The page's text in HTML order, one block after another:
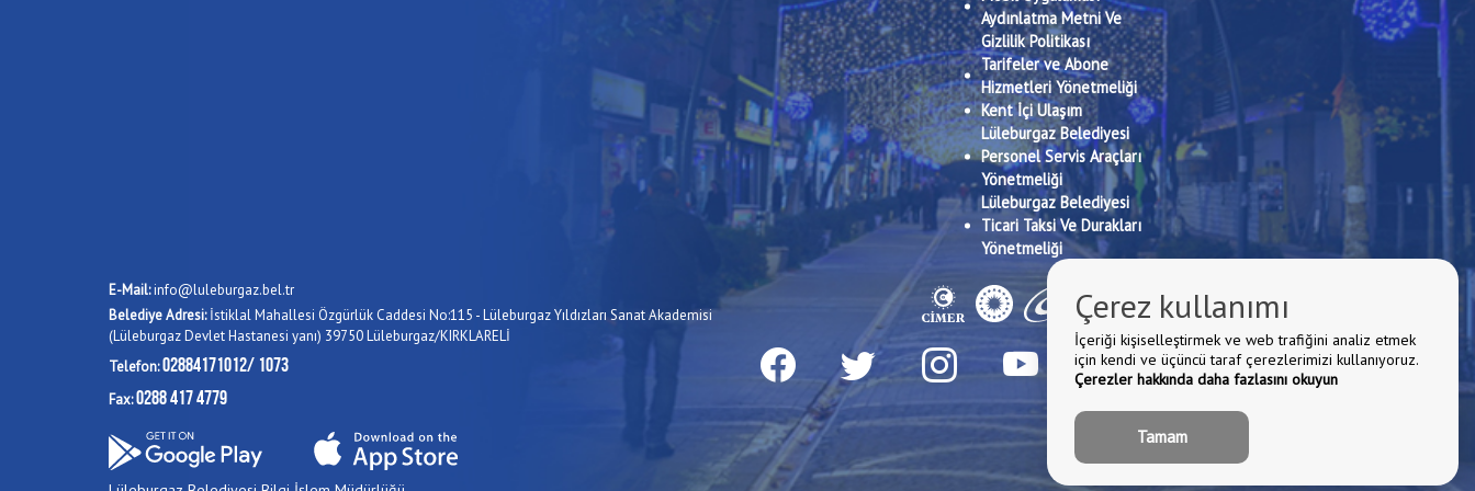
Aydınlatma Metni Ve
Gizlilik Politikası
Tarifeler ve Abone
Hizmetleri Yönetmeliği
Kent İçi Ulaşım
Lüleburgaz Belediyesi
Personel Servis Araçları
Yönetmeliği
Lüleburgaz Belediyesi
Ticari Taksi Ve Durakları
Yönetmeliği
E-Mail:info@luleburgaz.bel.tr
Belediye Adresi:İstiklal Mahallesi Özgürlük Caddesi No:115 - Lüleburgaz Yıldızları Sanat Akademisi
(Lüleburgaz Devlet Hastanesi yanı) 39750 Lüleburgaz/KIRKLARELİ
Telefon:02884171012/ 1073
Fax:0288 417 4779
Çerez kullanımı
İçeriği kişiselleştirmek ve web trafiğini analiz etmek
için kendi ve üçüncü taraf çerezlerimizi kullanıyoruz.
Çerezler hakkında daha fazlasını okuyun
Tamam